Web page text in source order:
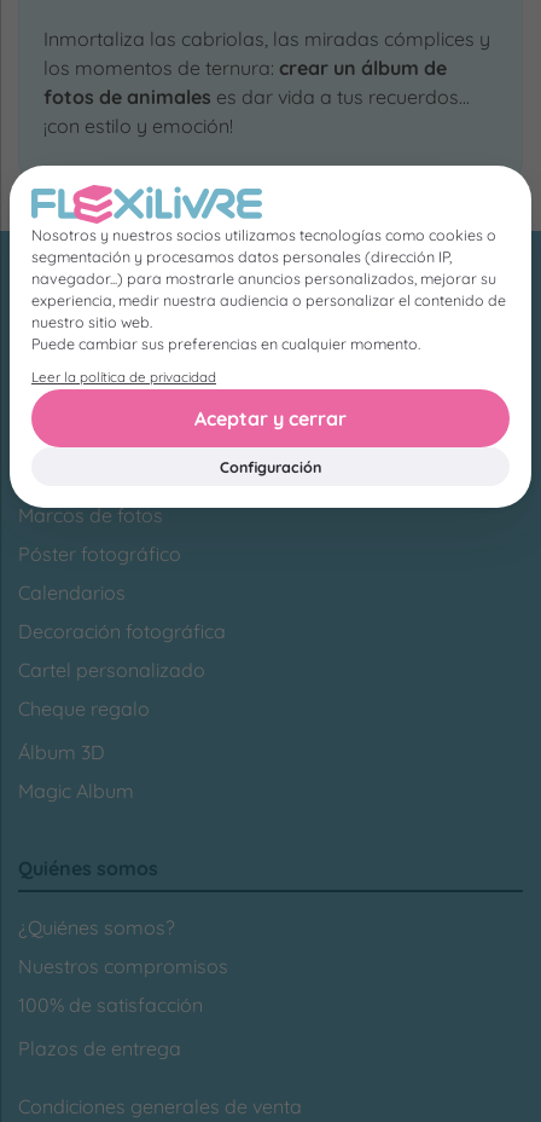
Inmortaliza las cabriolas, las miradas cómplices y
los momentos de ternura: crear un álbum de
fotos de animales es dar vida a tus recuerdos...
¡con estilo y emoción!
Nuestros productos
Todos los productos
Álbum de fotos
Impresión de fotos
Marcos de fotos
Póster fotográfico
Calendarios
Decoración fotográfica
Cartel personalizado
Cheque regalo
Álbum 3D
Magic Album
Quiénes somos
¿Quiénes somos?
Nuestros compromisos
100% de satisfacción
Plazos de entrega
Condiciones generales de venta
Nosotros y nuestros socios utilizamos tecnologías como cookies o
segmentación y procesamos datos personales (dirección IP,
navegador...) para mostrarle anuncios personalizados, mejorar su
experiencia, medir nuestra audiencia o personalizar el contenido de
nuestro sitio web.
Puede cambiar sus preferencias en cualquier momento.
Leer la política de privacidad
Aceptar y cerrar
Configuración